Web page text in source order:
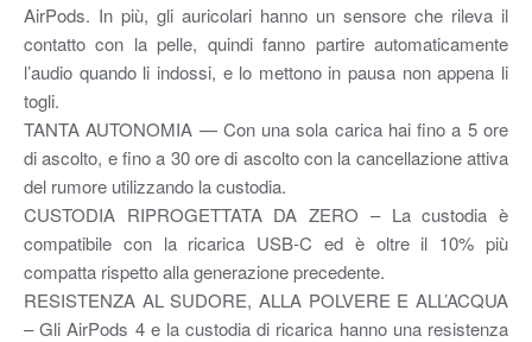
AirPods. In più, gli auricolari hanno un sensore che rileva il
contatto con la pelle, quindi fanno partire automaticamente
l’audio quando li indossi, e lo mettono in pausa non appena li
togli.
TANTA AUTONOMIA — Con una sola carica hai fino a 5 ore
di ascolto, e fino a 30 ore di ascolto con la cancellazione attiva
del rumore utilizzando la custodia.
CUSTODIA RIPROGETTATA DA ZERO – La custodia è
compatibile con la ricarica USB‑C ed è oltre il 10% più
compatta rispetto alla generazione precedente.
RESISTENZA AL SUDORE, ALLA POLVERE E ALL’ACQUA
– Gli AirPods 4 e la custodia di ricarica hanno una resistenza